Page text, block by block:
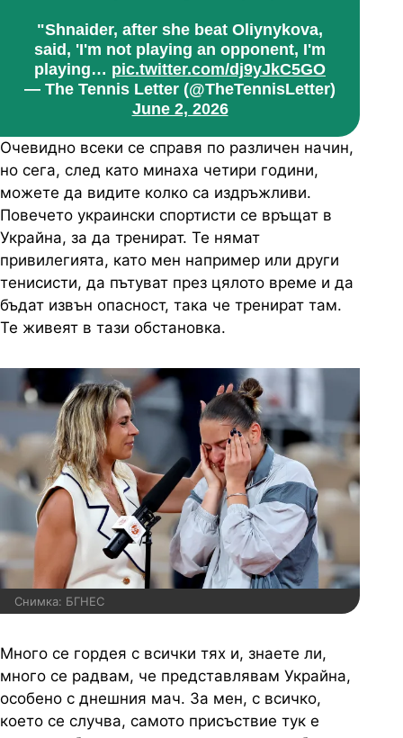
"Shnaider, after she beat Oliynykova,
said, 'I'm not playing an opponent, I'm
playing… pic.twitter.com/dj9yJkC5GO
— The Tennis Letter (@TheTennisLetter)
June 2, 2026
Очевидно всеки се справя по различен начин,
но сега, след като минаха четири години,
можете да видите колко са издръжливи.
Повечето украински спортисти се връщат в
Украйна, за да тренират. Те нямат
привилегията, като мен например или други
тенисисти, да пътуват през цялото време и да
бъдат извън опасност, така че тренират там.
Те живеят в тази обстановка.
Снимка: БГНЕС
Много се гордея с всички тях и, знаете ли,
много се радвам, че представлявам Украйна,
особено с днешния мач. За мен, с всичко,
което се случва, самото присъствие тук е